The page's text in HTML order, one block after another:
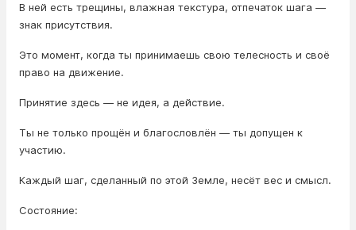
В ней есть трещины, влажная текстура, отпечаток шага —
знак присутствия.
Это момент, когда ты принимаешь свою телесность и своё
право на движение.
Принятие здесь — не идея, а действие.
Ты не только прощён и благословлён — ты допущен к
участию.
Каждый шаг, сделанный по этой Земле, несёт вес и смысл.
Состояние: